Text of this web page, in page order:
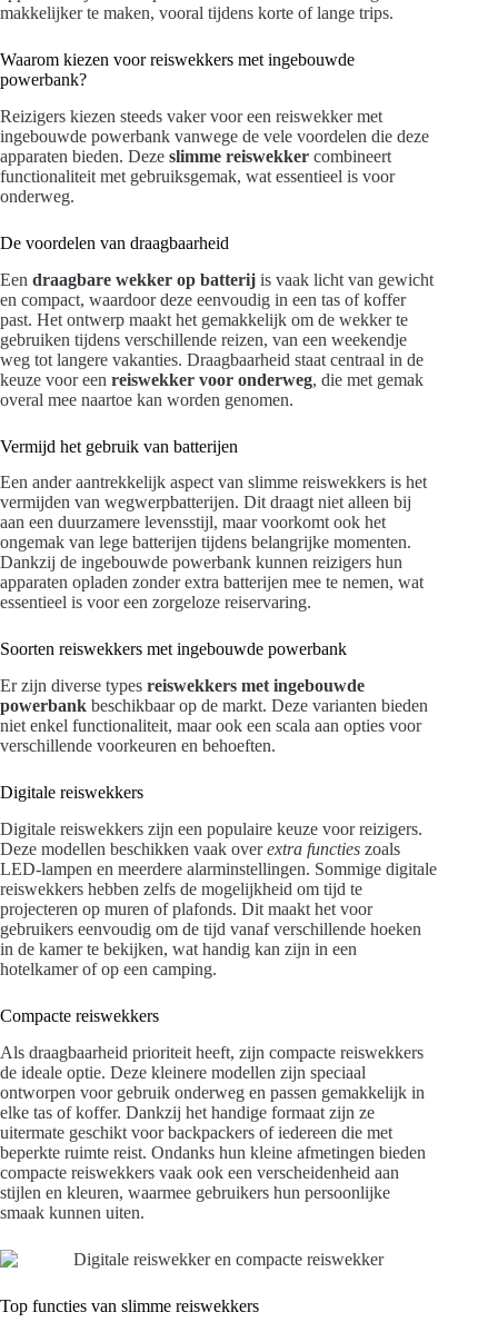
makkelijker te maken, vooral tijdens korte of lange trips.
Waarom kiezen voor reiswekkers met ingebouwde
powerbank?
Reizigers kiezen steeds vaker voor een reiswekker met
ingebouwde powerbank vanwege de vele voordelen die deze
apparaten bieden. Deze slimme reiswekker combineert
functionaliteit met gebruiksgemak, wat essentieel is voor
onderweg.
De voordelen van draagbaarheid
Een draagbare wekker op batterij is vaak licht van gewicht
en compact, waardoor deze eenvoudig in een tas of koffer
past. Het ontwerp maakt het gemakkelijk om de wekker te
gebruiken tijdens verschillende reizen, van een weekendje
weg tot langere vakanties. Draagbaarheid staat centraal in de
keuze voor een reiswekker voor onderweg, die met gemak
overal mee naartoe kan worden genomen.
Vermijd het gebruik van batterijen
Een ander aantrekkelijk aspect van slimme reiswekkers is het
vermijden van wegwerpbatterijen. Dit draagt niet alleen bij
aan een duurzamere levensstijl, maar voorkomt ook het
ongemak van lege batterijen tijdens belangrijke momenten.
Dankzij de ingebouwde powerbank kunnen reizigers hun
apparaten opladen zonder extra batterijen mee te nemen, wat
essentieel is voor een zorgeloze reiservaring.
Soorten reiswekkers met ingebouwde powerbank
Er zijn diverse types reiswekkers met ingebouwde
powerbank beschikbaar op de markt. Deze varianten bieden
niet enkel functionaliteit, maar ook een scala aan opties voor
verschillende voorkeuren en behoeften.
Digitale reiswekkers
Digitale reiswekkers zijn een populaire keuze voor reizigers.
Deze modellen beschikken vaak overextra functies zoals
LED-lampen en meerdere alarminstellingen. Sommige digitale
reiswekkers hebben zelfs de mogelijkheid om tijd te
projecteren op muren of plafonds. Dit maakt het voor
gebruikers eenvoudig om de tijd vanaf verschillende hoeken
in de kamer te bekijken, wat handig kan zijn in een
hotelkamer of op een camping.
Compacte reiswekkers
Als draagbaarheid prioriteit heeft, zijn compacte reiswekkers
de ideale optie. Deze kleinere modellen zijn speciaal
ontworpen voor gebruik onderweg en passen gemakkelijk in
elke tas of koffer. Dankzij het handige formaat zijn ze
uitermate geschikt voor backpackers of iedereen die met
beperkte ruimte reist. Ondanks hun kleine afmetingen bieden
compacte reiswekkers vaak ook een verscheidenheid aan
stijlen en kleuren, waarmee gebruikers hun persoonlijke
smaak kunnen uiten.
Top functies van slimme reiswekkers